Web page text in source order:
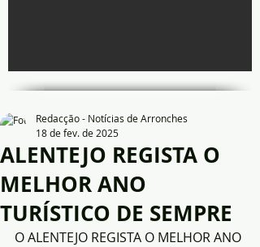
ALENTEJO REGISTA O
MELHOR ANO
TURÍSTICO DE SEMPRE
Redacção - Notícias de Arronches
18 de fev. de 2025
O ALENTEJO REGISTA O MELHOR ANO